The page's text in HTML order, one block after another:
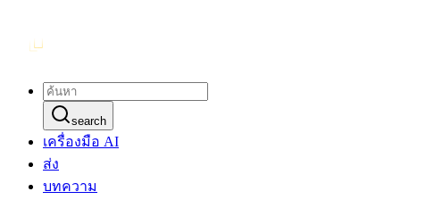
search
เครื่องมือ AI
ส่ง
บทความ